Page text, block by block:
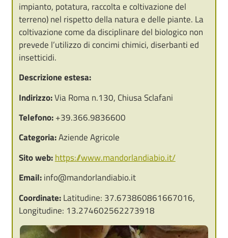
impianto, potatura, raccolta e coltivazione del
terreno) nel rispetto della natura e delle piante. La
coltivazione come da disciplinare del biologico non
prevede l’utilizzo di concimi chimici, diserbanti ed
insetticidi.
Descrizione estesa:
Indirizzo:Via Roma n.130, Chiusa Sclafani
Telefono:+39.366.9836600
Categoria:Aziende Agricole
Sito web: https://www.mandorlandiabio.it/
Email:info@mandorlandiabio.it
Coordinate:Latitudine: 37.673860861667016,
Longitudine: 13.274602562273918